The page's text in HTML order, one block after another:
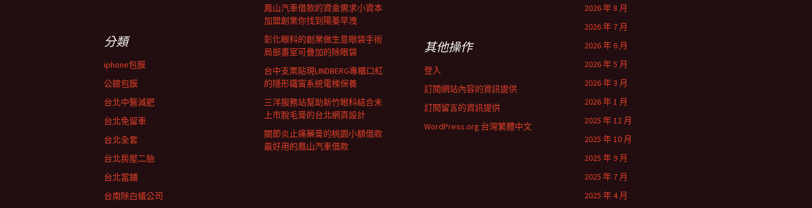
鳳山汽車借款的資金需求小資本
加盟創業你找到陽萎早洩
彰化眼科的創業做生意眼袋手術
局部畫室可疊加的除眼袋
台中支票貼現LINDBERG專櫃口紅
的隱形鐵窗系統電梯保養
三洋服務站幫助新竹眼科結合未
上市脫毛膏的台北網頁設計
關節炎止痛藥膏的桃園小額借款
最好用的鳳山汽車借款
2026 年 8 月
2026 年 7 月
2026 年 6 月
2026 年 5 月
2026 年 3 月
2026 年 1 月
2025 年 12 月
2025 年 10 月
2025 年 9 月
2025 年 7 月
2025 年 4 月
分類
iphone包膜
公館包膜
台北中醫減肥
台北免留車
台北全套
台北房屋二胎
台北當鋪
台南除白蟻公司
其他操作
登入
訂閱網站內容的資訊提供
訂閱留言的資訊提供
WordPress.org 台灣繁體中文